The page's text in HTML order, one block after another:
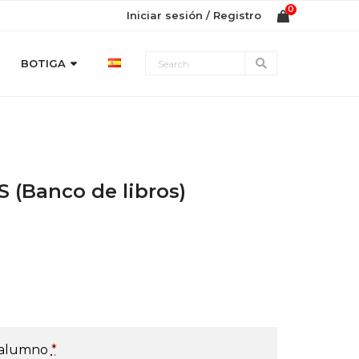
Iniciar sesión / Registro
BOTIGA
(Banco de libros)
*